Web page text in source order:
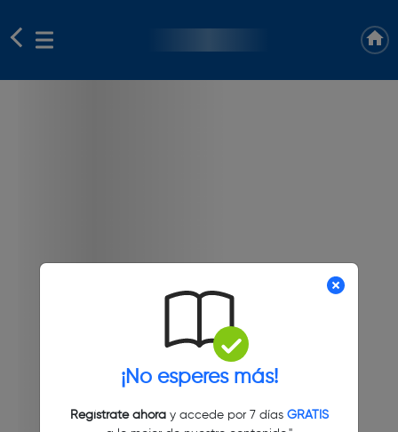
¡No esperes más!
Regístrate ahoray accede por 7 días GRATIS